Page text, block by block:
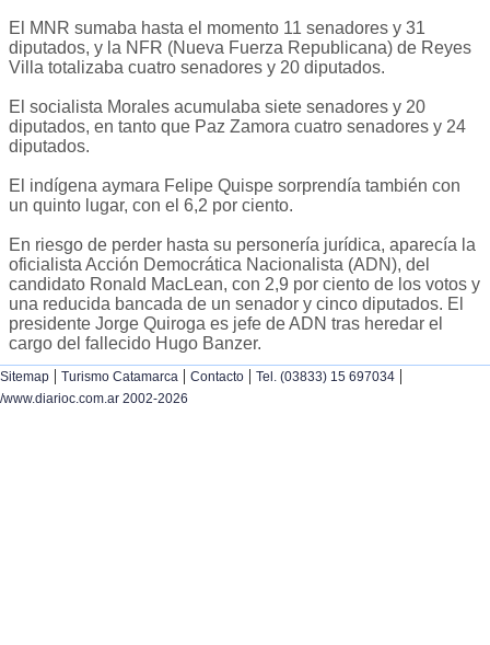
El MNR sumaba hasta el momento 11 senadores y 31
diputados, y la NFR (Nueva Fuerza Republicana) de Reyes
Villa totalizaba cuatro senadores y 20 diputados.
El socialista Morales acumulaba siete senadores y 20
diputados, en tanto que Paz Zamora cuatro senadores y 24
diputados.
El indígena aymara Felipe Quispe sorprendía también con
un quinto lugar, con el 6,2 por ciento.
En riesgo de perder hasta su personería jurídica, aparecía la
oficialista Acción Democrática Nacionalista (ADN), del
candidato Ronald MacLean, con 2,9 por ciento de los votos y
una reducida bancada de un senador y cinco diputados. El
presidente Jorge Quiroga es jefe de ADN tras heredar el
cargo del fallecido Hugo Banzer.
Sitemap | Turismo Catamarca | Contacto | Tel. (03833) 15 697034 |
/www.diarioc.com.ar 2002-2026